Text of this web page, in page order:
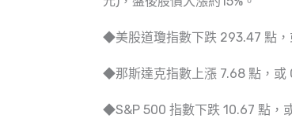
◆美股道瓊指數下跌 293.47 點，
◆那斯達克指數上漲 7.68 點，或
◆S&P 500 指數下跌 10.67 點，